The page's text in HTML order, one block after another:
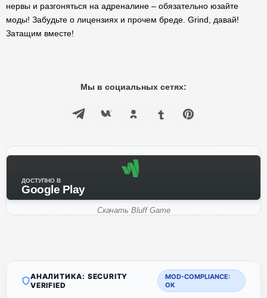
нервы и разгоняться на адреналине – обязательно юзайте
моды! Забудьте о лицензиях и прочем бреде. Grind, давай!
Затащим вместе!
Мы в социальных сетях:
ДОСТУПНО В
Google Play
Скачать Bluff Game
АНАЛИТИКА: SECURITY
VERIFIED
MOD-COMPLIANCE:
OK